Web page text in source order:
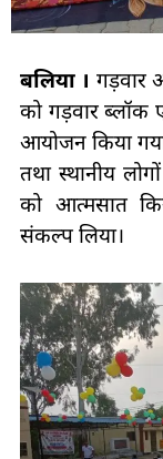
बलिया । गड़वार
को गड़वार ब्लॉक
आयोजन किया
तथा स्थानीय
को आत्मसात
संकल्प लिया।